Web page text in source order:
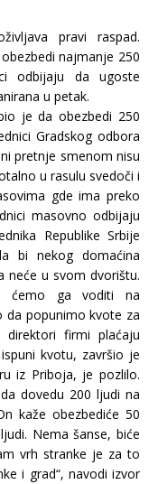
pravi raspad.
najmanje 250
odbijaju da ugoste
u petak.
je da obezbedi 250
Gradskog odbora
pretnje smenom nisu
u rasulu svedoči i
gde ima preko
masovno odbijaju
Republike Srbije
bi nekog domaćina
neće u svom dvorištu.
ćemo ga voditi na
da popunimo kvote za
direktori firmi plaćaju
kvotu, završio je
iz Priboja, je pozlilo.
dovedu 200 ljudi na
kaže obezbediće 50
Nema šanse, biće
vrh stranke je za to
i grad“, navodi izvor